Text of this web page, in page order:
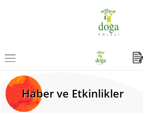
Haber ve Etkinlikler